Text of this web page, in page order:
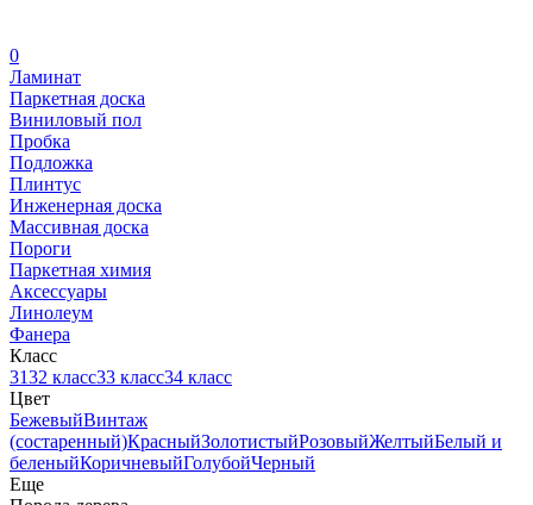
0
Ламинат
Паркетная доска
Виниловый пол
Пробка
Подложка
Плинтус
Инженерная доска
Массивная доска
Пороги
Паркетная химия
Аксессуары
Линолеум
Фанера
Класс
3132 класс33 класс34 класс
Цвет
БежевыйВинтаж
(состаренный)КрасныйЗолотистыйРозовыйЖелтыйБелый и
беленыйКоричневыйГолубойЧерный
Еще